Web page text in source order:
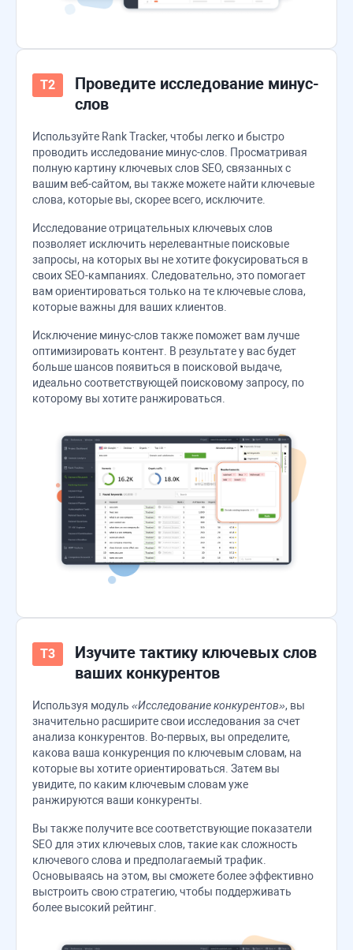
Проведите исследование минус-
слов
Используйте Rank Tracker, чтобы легко и быстро
проводить исследование минус-слов. Просматривая
полную картину ключевых слов SEO, связанных с
вашим веб-сайтом, вы также можете найти ключевые
слова, которые вы, скорее всего, исключите.
Исследование отрицательных ключевых слов
позволяет исключить нерелевантные поисковые
запросы, на которых вы не хотите фокусироваться в
своих SEO-кампаниях. Следовательно, это помогает
вам ориентироваться только на те ключевые слова,
которые важны для ваших клиентов.
Исключение минус-слов также поможет вам лучше
оптимизировать контент. В результате у вас будет
больше шансов появиться в поисковой выдаче,
идеально соответствующей поисковому запросу, по
которому вы хотите ранжироваться.
Изучите тактику ключевых слов
ваших конкурентов
Используя модуль «Исследование конкурентов», вы
значительно расширите свои исследования за счет
анализа конкурентов. Во-первых, вы определите,
какова ваша конкуренция по ключевым словам, на
которые вы хотите ориентироваться. Затем вы
увидите, по каким ключевым словам уже
ранжируются ваши конкуренты.
Вы также получите все соответствующие показатели
SEO для этих ключевых слов, такие как сложность
ключевого слова и предполагаемый трафик.
Основываясь на этом, вы сможете более эффективно
выстроить свою стратегию, чтобы поддерживать
более высокий рейтинг.